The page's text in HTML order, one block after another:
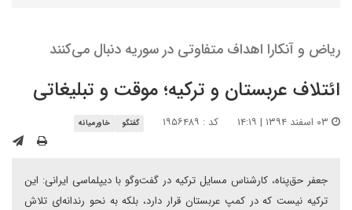
ریاض و آنکارا اهداف متفاوتی در سوریه دنبال می‌کنند
ائتلاف عربستان و ترکیه؛ موقت و تبلیغاتی
کد : ۱۹۵۶۴۸۹ گفتگو خاورمیانه
جعفر حق‌پناه، کارشناس مسایل ترکیه در گفت‌وگو با دیپلماسی ایرانی: این
ترکیه نیست که در کمپ عربستان قرار دارد، بلکه به نحو رندانه‌ای تلاش